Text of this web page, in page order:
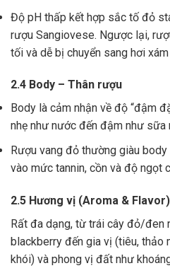
Độ pH thấp kết hợp sắc tố đỏ
rượu Sangiovese. Ngược lại,
tối và dễ bị chuyển sang hơi xám
2.4 Body – Thân rượu
Body là cảm nhận về độ “đậm
nhẹ như nước đến đậm như sữa
Rượu vang đỏ thường giàu
vào mức tannin, cồn và độ ngọt
2.5 Hương vị (Aroma & Flavor)
Rất đa dạng, từ trái cây đỏ/đen
blackberry đến gia vị (tiêu, thảo
khói) và phong vị đất như